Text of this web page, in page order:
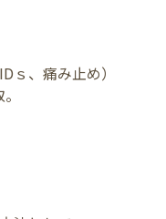
、痛み止め）